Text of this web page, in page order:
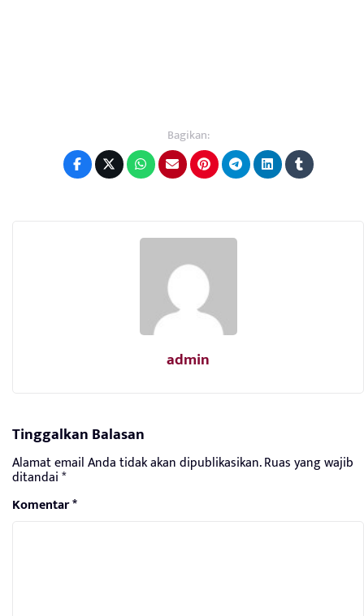
Bagikan:
admin
Tinggalkan Balasan
Alamat email Anda tidak akan dipublikasikan.Ruas yang wajib
ditandai*
Komentar*